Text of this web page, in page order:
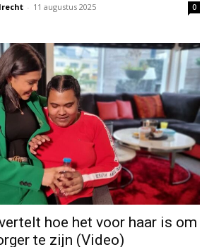
- 11 augustus 2025 0
hoe het voor haar is om
te zijn (Video)